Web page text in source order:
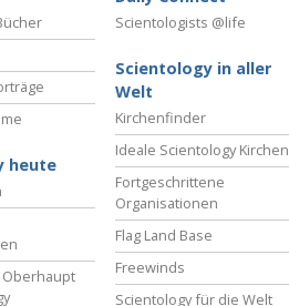
heute
Oberhaupt
Scientologists @life
Scientology in aller
Welt
Kirchenfinder
Ideale Scientology Kirchen
Fortgeschrittene
Organisationen
Flag Land Base
Freewinds
Scientology für die Welt